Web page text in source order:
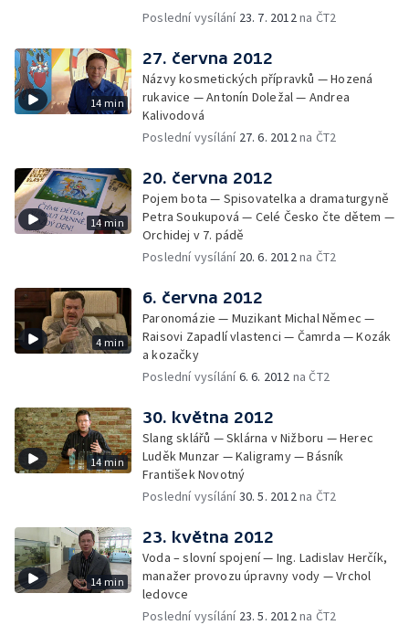
Poslední vysílání 23. 7. 2012na ČT2
14 min
27. června 2012
Názvy kosmetických přípravků — Hozená
rukavice — Antonín Doležal — Andrea
Kalivodová
Poslední vysílání 27. 6. 2012na ČT2
14 min
20. června 2012
Pojem bota — Spisovatelka a dramaturgyně
Petra Soukupová — Celé Česko čte dětem —
Orchidej v 7. pádě
Poslední vysílání 20. 6. 2012na ČT2
4 min
6. června 2012
Paronomázie — Muzikant Michal Němec —
Raisovi Zapadlí vlastenci — Čamrda — Kozák
a kozačky
Poslední vysílání6. 6. 2012 na ČT2
14 min
30. května 2012
Slang sklářů — Sklárna v Nižboru — Herec
Luděk Munzar — Kaligramy — Básník
František Novotný
Poslední vysílání30. 5. 2012na ČT2
14 min
23. května 2012
Voda – slovní spojení — Ing. Ladislav Herčík,
manažer provozu úpravny vody — Vrchol
ledovce
Poslední vysílání 23. 5. 2012na ČT2